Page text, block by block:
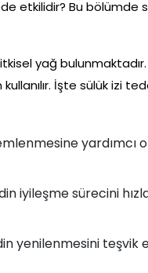
etkilidir? Bu bölümde
yağ
İşte sülük izi
yardımcı
iyileşme sürecini
yenilenmesini teşvik